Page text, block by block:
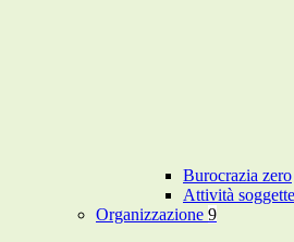
Burocrazia zero
Attività
Organizzazione 9